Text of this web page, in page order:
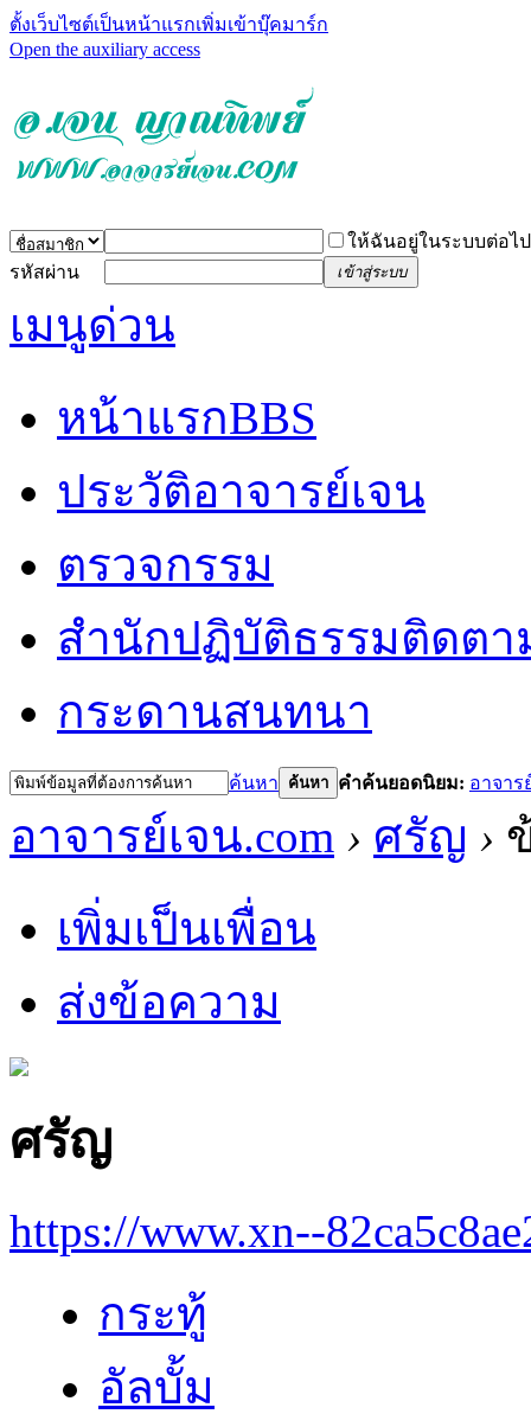
ตั้งเว็บไซต์เป็นหน้าแรกเพิ่มเข้าบุ๊คมาร์ก
Open the auxiliary access
ให้ฉันอยู่ในระบบต่อไป
รหัสผ่าน
เข้าสู่ระบบ
เมนูด่วน
หน้าแรกBBS
ประวัติอาจารย์เจน
ตรวจกรรม
สำนักปฏิบัติธรรมติดต
กระดานสนทนา
ค้นหา ค้นหา คำค้นยอดนิยม: อาจาร
อาจารย์เจน.com › ศรัญ ›
เพิ่มเป็นเพื่อน
ส่งข้อความ
ศรัญ
https://www.xn--
กระทู้
อัลบั้ม